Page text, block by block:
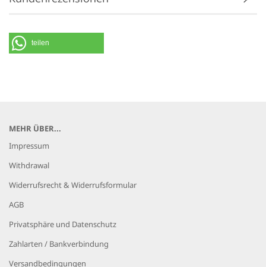
teilen
MEHR ÜBER...
Impressum
Withdrawal
Widerrufsrecht & Widerrufsformular
AGB
Privatsphäre und Datenschutz
Zahlarten / Bankverbindung
Versandbedingungen